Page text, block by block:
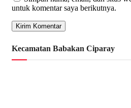
untuk komentar saya berikutnya.
Kecamatan Babakan Ciparay